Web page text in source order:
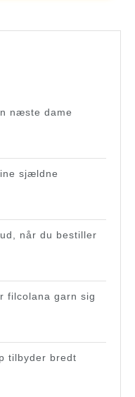
næste dame
sjældne
når du bestiller
filcolana garn sig
tilbyder bredt